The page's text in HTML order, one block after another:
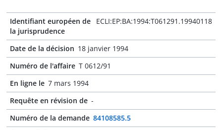
Identifiant européen de
la jurisprudence
ECLI:EP:BA:1994:T061291.19940118
Date de la décision 18 janvier 1994
Numéro de l'affaire T 0612/91
En ligne le 7 mars 1994
Requête en révision de -
Numéro de la demande 84108585.5